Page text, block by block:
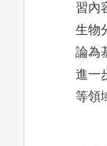
習內
生物
論為
進一
等領